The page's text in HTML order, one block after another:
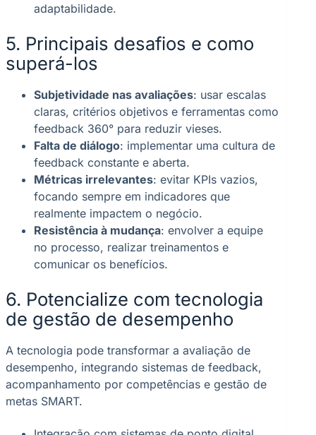
adaptabilidade.
5. Principais desafios e como
superá-los
Subjetividade nas avaliações: usar escalas
claras, critérios objetivos e ferramentas como
feedback 360° para reduzir vieses.
Falta de diálogo: implementar uma cultura de
feedback constante e aberta.
Métricas irrelevantes: evitar KPIs vazios,
focando sempre em indicadores que
realmente impactem o negócio.
Resistência à mudança: envolver a equipe
no processo, realizar treinamentos e
comunicar os benefícios.
6. Potencialize com tecnologia
de gestão de desempenho
A tecnologia pode transformar a avaliação de
desempenho, integrando sistemas de feedback,
acompanhamento por competências e gestão de
metas SMART.